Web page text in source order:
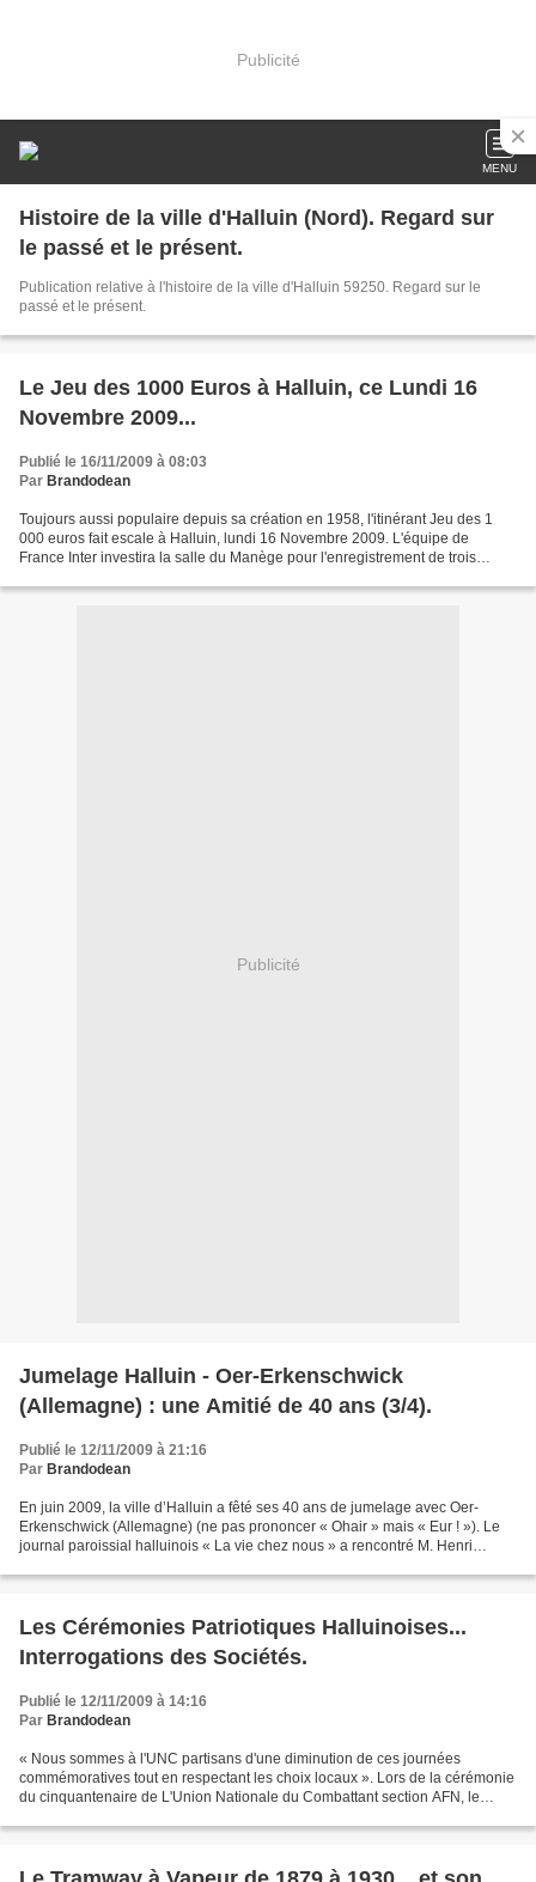
Publicité
MENU
Histoire de la ville d'Halluin (Nord). Regard sur
le passé et le présent.
Publication relative à l'histoire de la ville d'Halluin 59250. Regard sur le
passé et le présent.
Le Jeu des 1000 Euros à Halluin, ce Lundi 16
Novembre 2009...
Publié le 16/11/2009 à 08:03
Par Brandodean
Toujours aussi populaire depuis sa création en 1958, l'itinérant Jeu des 1
000 euros fait escale à Halluin, lundi 16 Novembre 2009. L'équipe de
France Inter investira la salle du Manège pour l'enregistrement de trois
Publicité
Jumelage Halluin - Oer-Erkenschwick
(Allemagne) : une Amitié de 40 ans (3/4).
Publié le 12/11/2009 à 21:16
Par Brandodean
En juin 2009, la ville d’Halluin a fêté ses 40 ans de jumelage avec Oer-
Erkenschwick (Allemagne) (ne pas prononcer « Ohair » mais « Eur ! »). Le
journal paroissial halluinois « La vie chez nous » a rencontré M. Henri
Les Cérémonies Patriotiques Halluinoises...
Interrogations des Sociétés.
Publié le 12/11/2009 à 14:16
Par Brandodean
« Nous sommes à l'UNC partisans d'une diminution de ces journées
commémoratives tout en respectant les choix locaux ». Lors de la cérémonie
du cinquantenaire de L'Union Nationale du Combattant section AFN, le